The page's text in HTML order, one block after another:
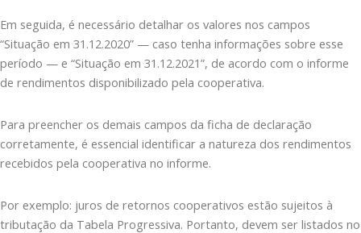
Em seguida, é necessário detalhar os valores nos campos
“Situação em 31.12.2020” — caso tenha informações sobre esse
período — e “Situação em 31.12.2021”, de acordo com o informe
de rendimentos disponibilizado pela cooperativa.
Para preencher os demais campos da ficha de declaração
corretamente, é essencial identificar a natureza dos rendimentos
recebidos pela cooperativa no informe.
Por exemplo: juros de retornos cooperativos estão sujeitos à
tributação da Tabela Progressiva. Portanto, devem ser listados no